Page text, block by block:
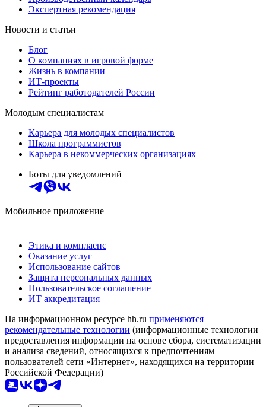
Экспертная рекомендация
Новости и статьи
Блог
О компаниях в игровой форме
Жизнь в компании
ИТ-проекты
Рейтинг работодателей России
Молодым специалистам
Карьера для молодых специалистов
Школа программистов
Карьера в некоммерческих организациях
Боты для уведомлений
Мобильное приложение
Этика и комплаенс
Оказание услуг
Использование сайтов
Защита персональных данных
Пользовательское соглашение
ИТ аккредитация
На информационном ресурсе hh.ru применяются
рекомендательные технологии (информационные технологии
предоставления информации на основе сбора, систематизации
и анализа сведений, относящихся к предпочтениям
пользователей сети «Интернет», находящихся на территории
Российской Федерации)